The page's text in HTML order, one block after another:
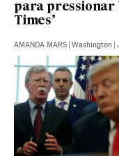
para pressionar
Times’
AMANDA MARS | Washington |